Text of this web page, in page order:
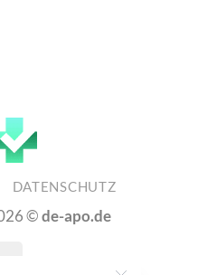
DATENSCHUTZ
©de-apo.de